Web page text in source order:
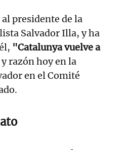
presidente de la
Salvador Illa, y ha
"Catalunya vuelve a
razón hoy en la
en el Comité